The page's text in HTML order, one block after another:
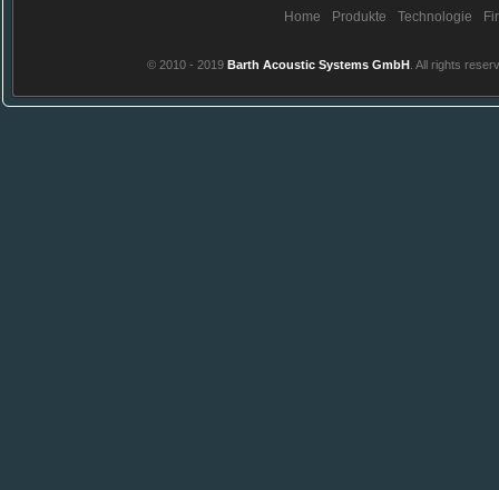
Home Produkte Technologie
© 2010 - 2019 Barth Acoustic Systems GmbH . All rights